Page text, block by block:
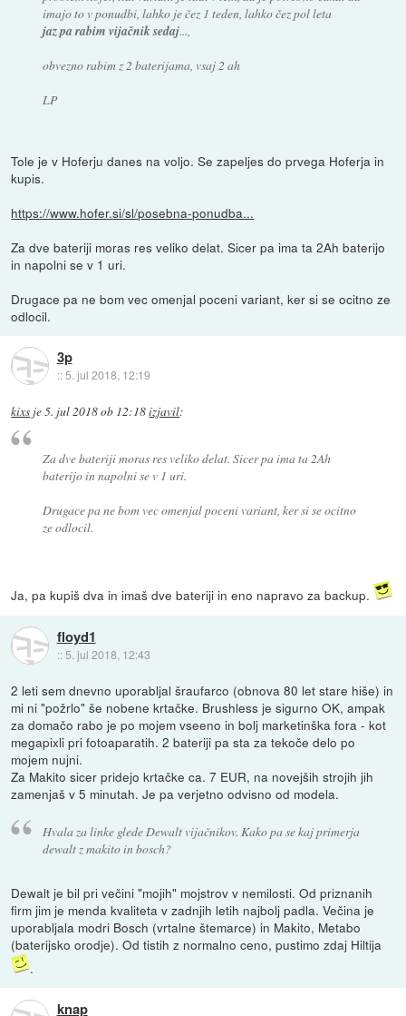
imajo to v ponudbi, lahko je čez 1 teden, lahko čez pol leta
jaz pa rabim vijačnik sedaj...,
obvezno rabim z 2 baterijama, vsaj 2 ah
LP
Tole je v Hoferju danes na voljo. Se zapeljes do prvega Hoferja in
kupis.
https://www.hofer.si/sl/posebna-ponudba...
Za dve bateriji moras res veliko delat. Sicer pa ima ta 2Ah baterijo
in napolni se v 1 uri.
Drugace pa ne bom vec omenjal poceni variant, ker si se ocitno ze
odlocil.
3p
::5. jul 2018, 12:19
kixs je5. jul 2018 ob 12:18izjavil:
Za dve bateriji moras res veliko delat. Sicer pa ima ta 2Ah
baterijo in napolni se v 1 uri.
Drugace pa ne bom vec omenjal poceni variant, ker si se ocitno
ze odlocil.
Ja, pa kupiš dva in imaš dve bateriji in eno napravo za backup.
floyd1
:: 5. jul 2018, 12:43
2 leti sem dnevno uporabljal šraufarco (obnova 80 let stare hiše) in
mi ni "požrlo" še nobene krtačke. Brushless je sigurno OK, ampak
za domačo rabo je po mojem vseeno in bolj marketinška fora - kot
megapixli pri fotoaparatih. 2 bateriji pa sta za tekoče delo po
mojem nujni.
Za Makito sicer pridejo krtačke ca. 7 EUR, na novejših strojih jih
zamenjaš v 5 minutah. Je pa verjetno odvisno od modela.
Hvala za linke glede Dewalt vijačnikov. Kako pa se kaj primerja
dewalt z makito in bosch?
Dewalt je bil pri večini "mojih" mojstrov v nemilosti. Od priznanih
firm jim je menda kvaliteta v zadnjih letih najbolj padla. Večina je
uporabljala modri Bosch (vrtalne štemarce) in Makito, Metabo
(baterijsko orodje). Od tistih z normalno ceno, pustimo zdaj Hiltija
.
knap